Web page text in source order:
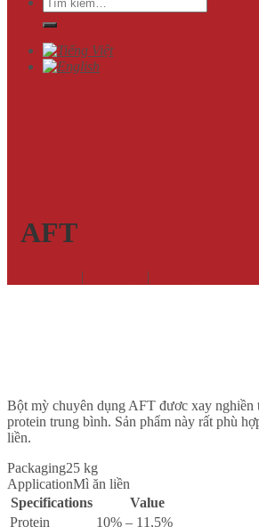
kiếm:
AFT
| |
Bột mỳ chuyên dụng AFT đươc xay nghiền
protein trung bình. Sản phẩm này rất phù
liền.
Packaging25 kg
ApplicationMì ăn liền
Specifications
Value
Protein
10% – 11,5%